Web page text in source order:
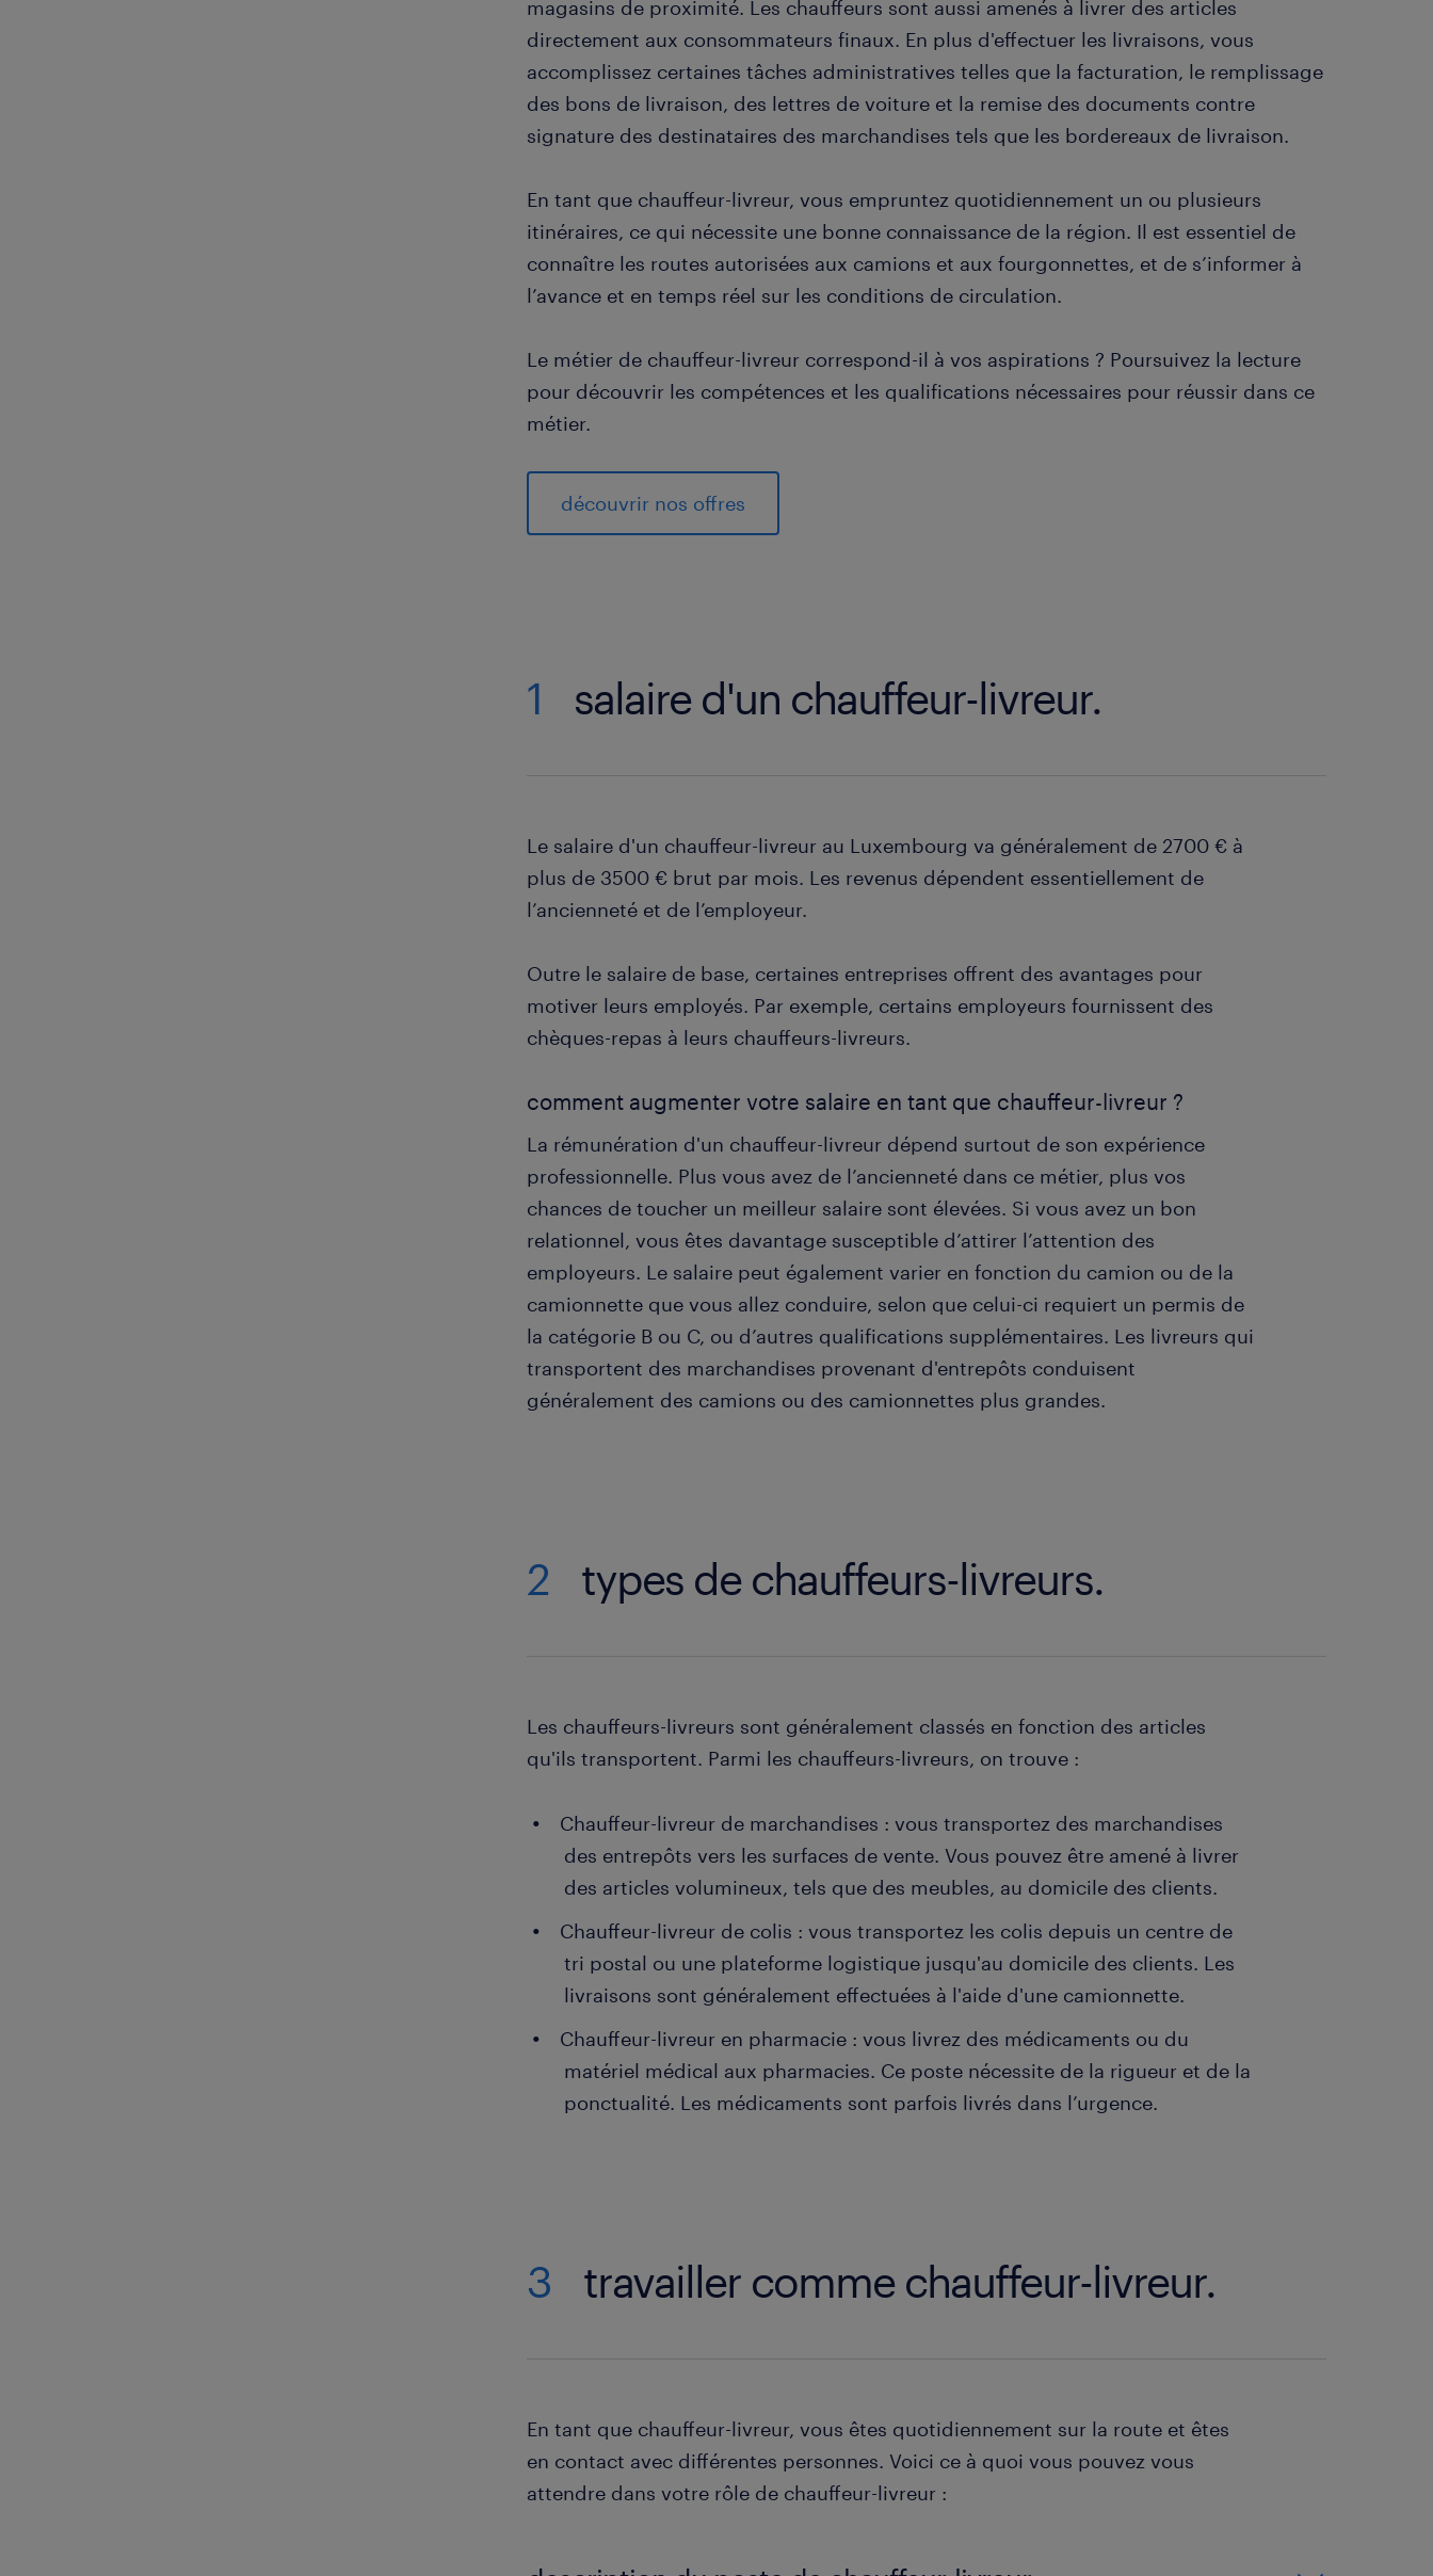
magasins de proximité. Les chauffeurs sont aussi amenés à livrer des articles
directement aux consommateurs finaux. En plus d'effectuer les livraisons, vous
accomplissez certaines tâches administratives telles que la facturation, le remplissage
des bons de livraison, des lettres de voiture et la remise des documents contre
signature des destinataires des marchandises tels que les bordereaux de livraison.
En tant que chauffeur-livreur, vous empruntez quotidiennement un ou plusieurs
itinéraires, ce qui nécessite une bonne connaissance de la région. Il est essentiel de
connaître les routes autorisées aux camions et aux fourgonnettes, et de s’informer à
l’avance et en temps réel sur les conditions de circulation.
Le métier de chauffeur-livreur correspond-il à vos aspirations ? Poursuivez la lecture
pour découvrir les compétences et les qualifications nécessaires pour réussir dans ce
métier.
découvrir nos offres
1 salaire d'un chauffeur-livreur.
Le salaire d'un chauffeur-livreur au Luxembourg va généralement de 2700 € à
plus de 3500 € brut par mois. Les revenus dépendent essentiellement de
l’ancienneté et de l’employeur.
Outre le salaire de base, certaines entreprises offrent des avantages pour
motiver leurs employés. Par exemple, certains employeurs fournissent des
chèques-repas à leurs chauffeurs-livreurs.
comment augmenter votre salaire en tant que chauffeur-livreur ?
La rémunération d'un chauffeur-livreur dépend surtout de son expérience
professionnelle. Plus vous avez de l’ancienneté dans ce métier, plus vos
chances de toucher un meilleur salaire sont élevées. Si vous avez un bon
relationnel, vous êtes davantage susceptible d’attirer l’attention des
employeurs. Le salaire peut également varier en fonction du camion ou de la
camionnette que vous allez conduire, selon que celui-ci requiert un permis de
la catégorie B ou C, ou d’autres qualifications supplémentaires. Les livreurs qui
transportent des marchandises provenant d'entrepôts conduisent
généralement des camions ou des camionnettes plus grandes.
2 types de chauffeurs-livreurs.
Les chauffeurs-livreurs sont généralement classés en fonction des articles
qu'ils transportent. Parmi les chauffeurs-livreurs, on trouve :
Chauffeur-livreur de marchandises : vous transportez des marchandises
des entrepôts vers les surfaces de vente. Vous pouvez être amené à livrer
des articles volumineux, tels que des meubles, au domicile des clients.
Chauffeur-livreur de colis : vous transportez les colis depuis un centre de
tri postal ou une plateforme logistique jusqu'au domicile des clients. Les
livraisons sont généralement effectuées à l'aide d'une camionnette.
Chauffeur-livreur en pharmacie : vous livrez des médicaments ou du
matériel médical aux pharmacies. Ce poste nécessite de la rigueur et de la
ponctualité. Les médicaments sont parfois livrés dans l’urgence.
3 travailler comme chauffeur-livreur.
En tant que chauffeur-livreur, vous êtes quotidiennement sur la route et êtes
en contact avec différentes personnes. Voici ce à quoi vous pouvez vous
attendre dans votre rôle de chauffeur-livreur :